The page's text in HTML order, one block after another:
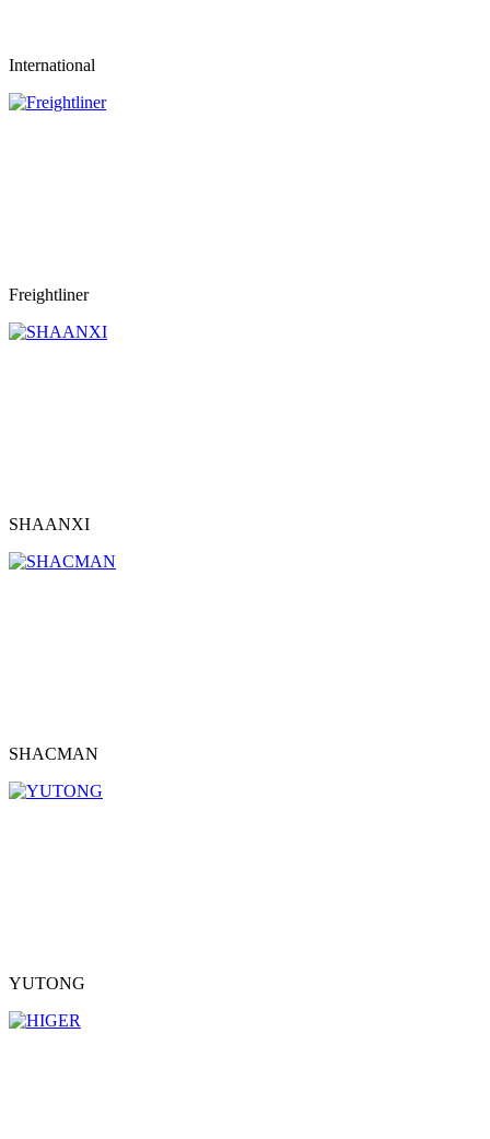
International
Freightliner
SHAANXI
SHACMAN
YUTONG